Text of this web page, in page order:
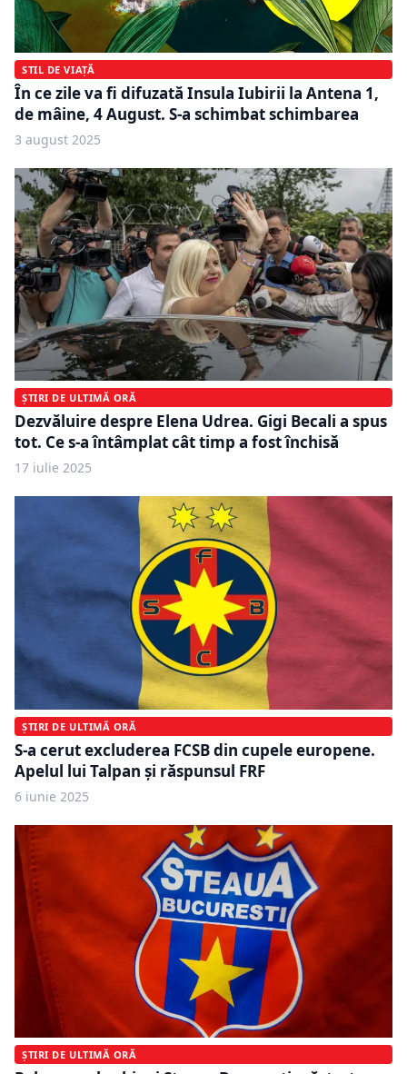
STIL DE VIAȚĂ
În ce zile va fi difuzată Insula Iubirii la Antena 1,
de mâine, 4 August. S-a schimbat schimbarea
3 august 2025
ȘTIRI DE ULTIMĂ ORĂ
Dezvăluire despre Elena Udrea. Gigi Becali a spus
tot. Ce s-a întâmplat cât timp a fost închisă
17 iulie 2025
ȘTIRI DE ULTIMĂ ORĂ
S-a cerut excluderea FCSB din cupele europene.
Apelul lui Talpan și răspunsul FRF
6 iunie 2025
ȘTIRI DE ULTIMĂ ORĂ